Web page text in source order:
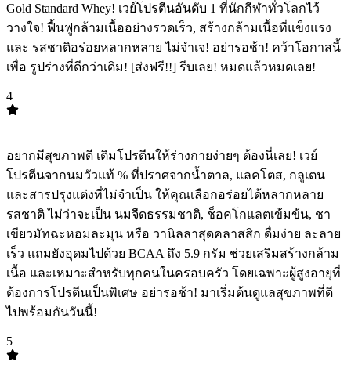
Gold Standard Whey! เวย์โปรตีนอันดับ 1 ที่นักกีฬาทั่วโลกไว้
วางใจ! ฟื้นฟูกล้ามเนื้ออย่างรวดเร็ว, สร้างกล้ามเนื้อที่แข็งแรง
และ รสชาติอร่อยหลากหลาย ไม่จำเจ! อย่ารอช้า! คว้าโอกาสนี้
เพื่อ รูปร่างที่ดีกว่าเดิม! [ส่งฟรี!!] รีบเลย! หมดแล้วหมดเลย!
4
อยากมีสุขภาพดี เติมโปรตีนให้ร่างกายง่ายๆ ต้องนี่เลย! เวย์
โปรตีนจากนมวัวแท้ % ที่ปราศจากน้ำตาล, แลคโตส, กลูเตน
และสารปรุงแต่งที่ไม่จำเป็น ให้คุณเลือกอร่อยได้หลากหลาย
รสชาติ ไม่ว่าจะเป็น นมจืดธรรมชาติ, ช็อคโกแลตเข้มข้น, ชา
เขียวมัทฉะหอมละมุน หรือ วานิลลาสุดคลาสสิก ดื่มง่าย ละลาย
เร็ว แถมยังอุดมไปด้วย BCAA ถึง 5.9 กรัม ช่วยเสริมสร้างกล้าม
เนื้อ และเหมาะสำหรับทุกคนในครอบครัว โดยเฉพาะผู้สูงอายุที่
ต้องการโปรตีนเป็นพิเศษ อย่ารอช้า! มาเริ่มต้นดูแลสุขภาพที่ดี
ไปพร้อมกันวันนี้!
5